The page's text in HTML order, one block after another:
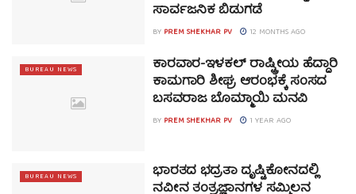
ಸಾರ್ವಜನಿಕ ಬಿಡುಗಡೆ
BY PREM SHEKHAR PV 12 MONTHS AGO
BUREAU NEWS ಕಾರವಾರ-ಇಳಕಲ್ ರಾಷ್ಟ್ರೀಯ ಹೆದ್ದಾರಿ
ಕಾಮಗಾರಿ ಶೀಘ್ರ ಆರಂಭಕ್ಕೆ ಸಂಸದ
ಬಸವರಾಜ ಬೊಮ್ಮಾಯಿ ಮನವಿ
BY PREM SHEKHAR PV 1 YEAR AGO
BUREAU NEWS ಭಾರತದ ಭದ್ರತಾ ದೃಷ್ಟಿಕೋನದಲ್ಲಿ
ನವೀನ ತಂತ್ರಜ್ಞಾನಗಳ ಸಮ್ಮಿಲನ